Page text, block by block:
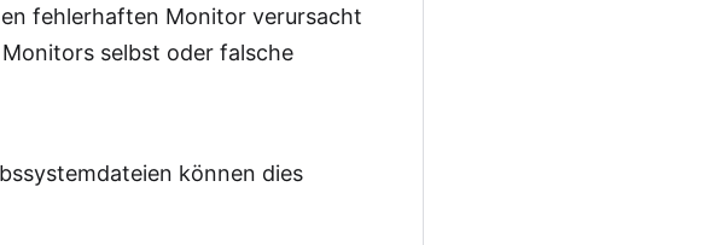
fehlerhaften Monitor verursacht
selbst oder falsche
können dies